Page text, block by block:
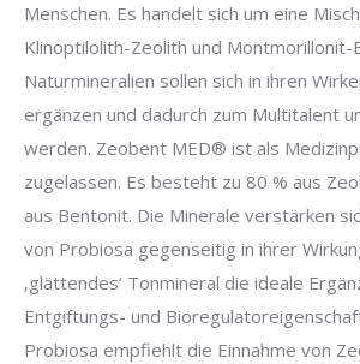
Menschen. Es handelt sich um eine
Klinoptilolith-Zeolith und Montmorillonit-
Naturmineralien sollen sich in ihren
ergänzen und dadurch zum Multitalent
werden. Zeobent MED® ist als
zugelassen. Es besteht zu 80 % aus
aus Bentonit. Die Minerale verstärken
von Probiosa gegenseitig in ihrer
‚glättendes‘ Tonmineral die ideale
Entgiftungs- und
Probiosa empfiehlt die Einnahme von